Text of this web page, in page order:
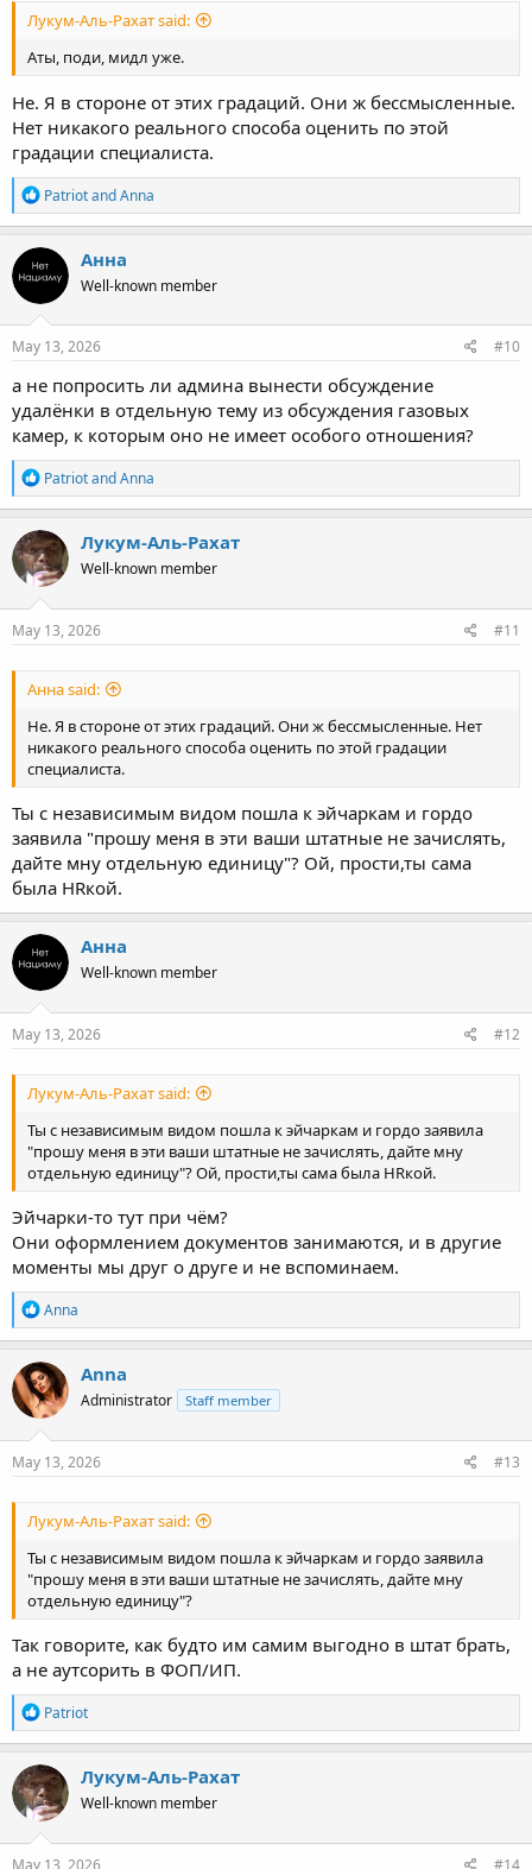
Лукум-Аль-Рахат said:
Аты, поди, мидл уже.
Не. Я в стороне от этих градаций. Они ж бессмысленные.
Нет никакого реального способа оценить по этой
градации специалиста.
R
e
a
c
t
i
o
n
s
PatriotandAnna
Анна
Well-known member
May 13, 2026 #10
а не попросить ли админа вынести обсуждение
удалёнки в отдельную тему из обсуждения газовых
камер, к которым оно не имеет особого отношения?
R
e
a
c
t
i
o
n
s
PatriotandAnna
Лукум-Аль-Рахат
Well-known member
May 13, 2026 #11
Анна said:
Не. Я в стороне от этих градаций. Они ж бессмысленные. Нет
никакого реального способа оценить по этой градации
специалиста.
Ты с независимым видом пошла к эйчаркам и гордо
заявила "прошу меня в эти ваши штатные не зачислять,
дайте мну отдельную единицу"? Ой, прости,ты сама
была HRкой.
Анна
Well-known member
May 13, 2026 #12
Лукум-Аль-Рахат said:
Ты с независимым видом пошла к эйчаркам и гордо заявила
"прошу меня в эти ваши штатные не зачислять, дайте мну
отдельную единицу"? Ой, прости,ты сама была HRкой.
Эйчарки-то тут при чём?
Они оформлением документов занимаются, и в другие
моменты мы друг о друге и не вспоминаем.
R
e
a
c
t
i
o
n
s
Anna
Anna
Administrator Staff member
May 13, 2026 #13
Лукум-Аль-Рахат said:
Ты с независимым видом пошла к эйчаркам и гордо заявила
"прошу меня в эти ваши штатные не зачислять, дайте мну
отдельную единицу"?
Так говорите, как будто им самим выгодно в штат брать,
а не аутсорить в ФОП/ИП.
R
e
a
c
t
i
o
n
s
Patriot
Лукум-Аль-Рахат
Well-known member
May 13, 2026 #14